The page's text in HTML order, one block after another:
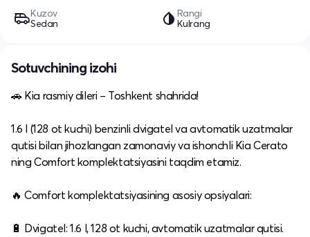
Kuzov
Sedan
Rangi
Kulrang
Sotuvchining izohi
🚗 Kia rasmiy dileri – Toshkent shahrida!
1.6 l (128 ot kuchi) benzinli dvigatel va avtomatik uzatmalar
qutisi bilan jihozlangan zamonaviy va ishonchli Kia Cerato
ning Comfort komplektatsiyasini taqdim etamiz.​
🔥 Comfort komplektatsiyasining asosiy opsiyalari:
🔋 Dvigatel: 1.6 l, 128 ot kuchi, avtomatik uzatmalar qutisi.